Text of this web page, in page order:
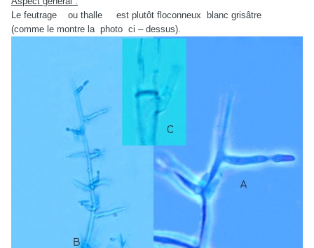
Le feutrage ou thalle est plutôt floconneux blanc grisâtre
(comme le montre la photo ci – dessus).